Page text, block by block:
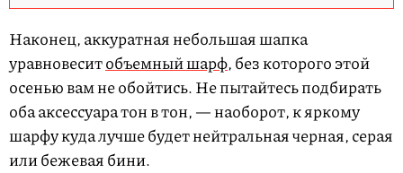
Наконец, аккуратная небольшая шапка
уравновеситобъемный шарф, без которого этой
осенью вам не обойтись. Не пытайтесь подбирать
оба аксессуара тон в тон, — наоборот, к яркому
шарфу куда лучше будет нейтральная черная, серая
или бежевая бини.